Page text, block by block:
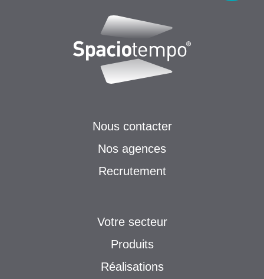
Nous contacter
Nos agences
Recrutement
Votre secteur
Produits
Réalisations